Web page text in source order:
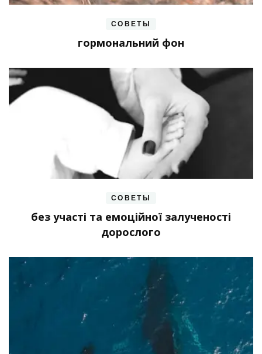
СОВЕТЫ
гормональний фон
СОВЕТЫ
без участі та емоційної залученості
дорослого